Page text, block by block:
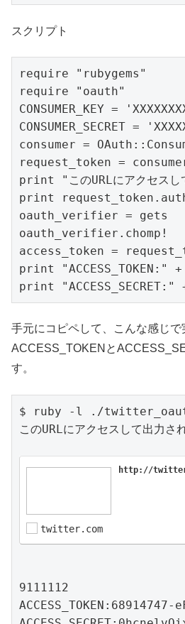
スクリプト
require "rubygems"
require "oauth"
CONSUMER_KEY =
CONSUMER_SECRET =
consumer =
request_token =
print "このURLにアクセスし
print
oauth_verifier = gets
oauth_verifier.chomp!
access_token =
print "ACCESS_TOKEN:"
print
手元にコピペして、こんな感じ
ACCESS_TOKENと
す。
$ ruby -l ./
このURLにアクセスして出力
http://
twitter.com
9111112